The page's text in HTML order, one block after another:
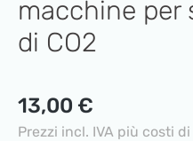
macchine per
di CO2
Prezzo normale:
13,00 €
Prezzi incl. IVA più costi